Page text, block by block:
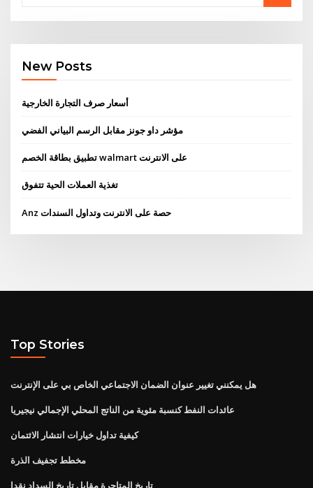
New Posts
أسعار صرف التجارة الخارجية
مؤشر داو جونز مقابل الرسم البياني الفضي
تطبيق بطاقة الخصم walmart على الانترنت
تغذية العملات الحية تتفوق
Anz حصة على الانترنت وتداول السندات
Top Stories
هل يمكنني تغيير عنوان الضمان الاجتماعي الخاص بي على الإنترنت
عائدات النفط كنسبة مئوية من الناتج المحلي الإجمالي نيجيريا
كيفية تداول خيارات انتشار الائتمان
مخطط تجفيف الذرة
تاريخ المتاجرة مقابل تاريخ السداد نقدا